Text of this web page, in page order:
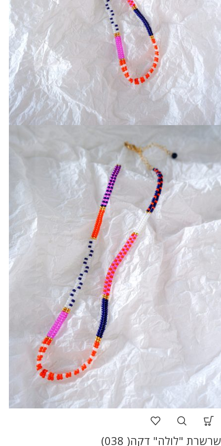
שרשרת "לולה" דקה( 038)